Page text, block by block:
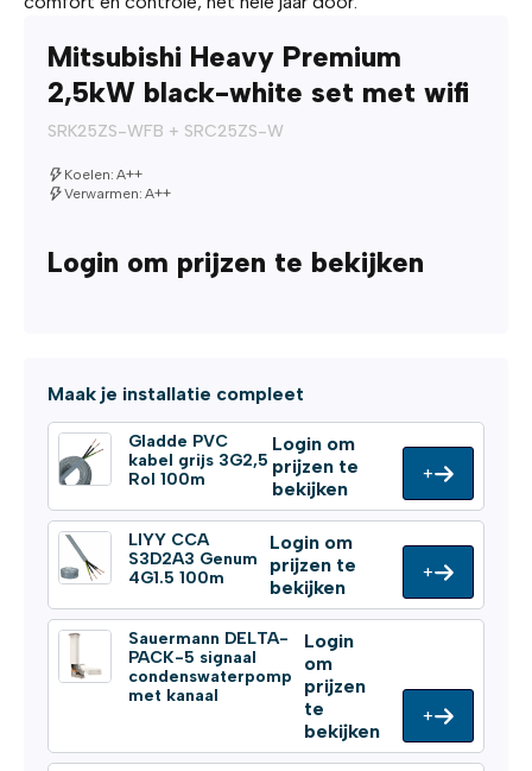
Mitsubishi Heavy Premium
2,5kW black-white set met wifi
SRK25ZS-WFB + SRC25ZS-W
Koelen: A++
Verwarmen: A++
Login om prijzen te bekijken
Maak je installatie compleet
Gladde PVC
kabel grijs 3G2,5
Rol 100m
Login om
prijzen te
bekijken
+
LIYY CCA
S3D2A3 Genum
4G1.5 100m
Login om
prijzen te
bekijken
+
Sauermann DELTA-
PACK-5 signaal
condenswaterpomp
met kanaal
Login
om
prijzen
te
bekijken
+